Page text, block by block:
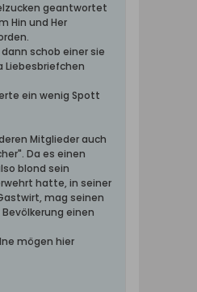
geantwortet
Hin und Her
schob einer sie
Liebesbriefchen
ein wenig Spott
Mitglieder auch
Da es einen
blond sein
hatte, in seiner
mag seinen
einen
mögen hier